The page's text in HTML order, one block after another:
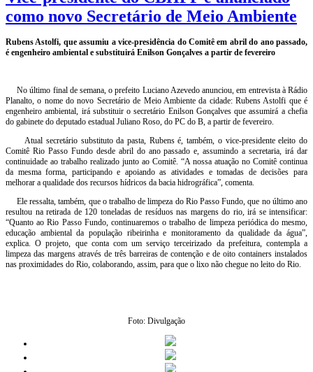
como novo Secretário de Meio Ambiente
Rubens Astolfi, que assumiu a vice-presidência do Comitê em abril do ano passado,
é engenheiro ambiental e substituirá Enilson Gonçalves a partir de fevereiro
No último final de semana, o prefeito Luciano Azevedo anunciou, em entrevista à Rádio
Planalto, o nome do novo Secretário de Meio Ambiente da cidade: Rubens Astolfi que é
engenheiro ambiental, irá substituir o secretário Enilson Gonçalves que assumirá a chefia
do gabinete do deputado estadual Juliano Roso, do PC do B, a partir de fevereiro.
Atual secretário substituto da pasta, Rubens é, também, o vice-presidente eleito do
Comitê Rio Passo Fundo desde abril do ano passado e, assumindo a secretaria, irá dar
continuidade ao trabalho realizado junto ao Comitê. “A nossa atuação no Comitê continua
da mesma forma, participando e apoiando as atividades e tomadas de decisões para
melhorar a qualidade dos recursos hídricos da bacia hidrográfica”, comenta.
Ele ressalta, também, que o trabalho de limpeza do Rio Passo Fundo, que no último ano
resultou na retirada de 120 toneladas de resíduos nas margens do rio, irá se intensificar:
“Quanto ao Rio Passo Fundo, continuaremos o trabalho de limpeza periódica do mesmo,
educação ambiental da população ribeirinha e monitoramento da qualidade da água”,
explica. O projeto, que conta com um serviço terceirizado da prefeitura, contempla a
limpeza das margens através de três barreiras de contenção e de oito containers instalados
nas proximidades do Rio, colaborando, assim, para que o lixo não chegue no leito do Rio.
Foto: Divulgação